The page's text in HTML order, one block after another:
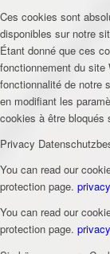
Ces cookies sont
disponibles sur notre
Étant donné que ces
fonctionnement du
fonctionnalité de notre
en modifiant les
cookies à être bloqués
Privacy
You can read our
protection page. privacy
You can read our
protection page. privacy